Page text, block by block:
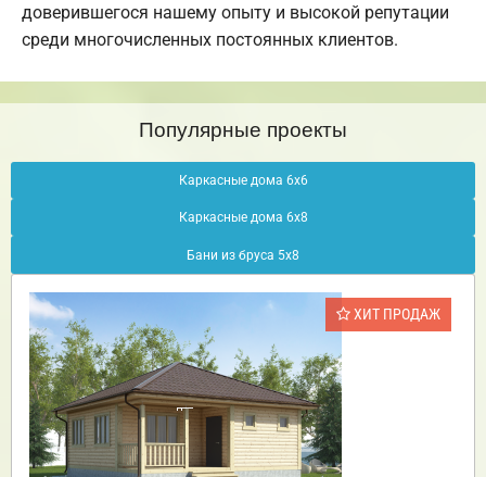
доверившегося нашему опыту и высокой репутации
среди многочисленных постоянных клиентов.
Популярные проекты
Каркасные дома 6х6
Каркасные дома 6х8
Бани из бруса 5х8
ХИТ ПРОДАЖ